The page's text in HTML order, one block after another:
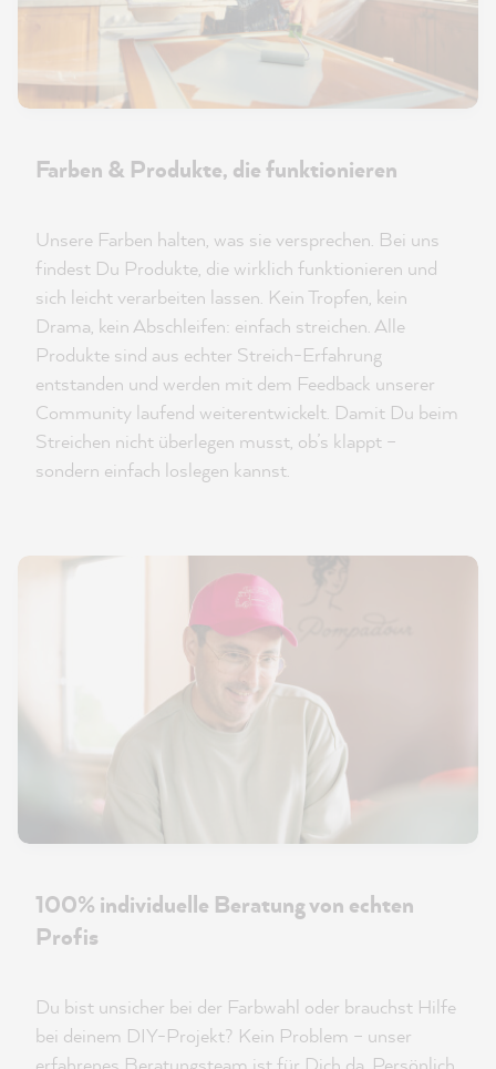
Farben & Produkte, die funktionieren
Unsere Farben halten, was sie versprechen. Bei uns
findest Du Produkte, die wirklich funktionieren und
sich leicht verarbeiten lassen. Kein Tropfen, kein
Drama, kein Abschleifen: einfach streichen. Alle
Produkte sind aus echter Streich-Erfahrung
entstanden und werden mit dem Feedback unserer
Community laufend weiterentwickelt. Damit Du beim
Streichen nicht überlegen musst, ob’s klappt –
sondern einfach loslegen kannst.
100% individuelle Beratung von echten
Profis
Du bist unsicher bei der Farbwahl oder brauchst Hilfe
bei deinem DIY-Projekt? Kein Problem – unser
erfahrenes Beratungsteam ist für Dich da. Persönlich